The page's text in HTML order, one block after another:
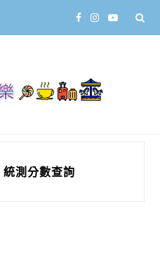
統測分數查詢